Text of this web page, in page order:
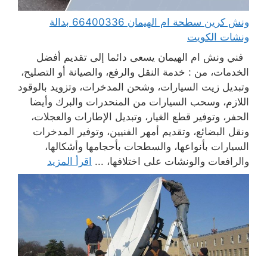
ونش كرين سطحة ام الهيمان 66400336 بدالة
ونشات الكويت
فني ونش ام الهيمان يسعى دائما إلى تقديم أفضل
الخدمات، من : خدمة النقل والرفع، والصيانة أو التصليح،
وتبديل زيت السيارات، وشحن المدخرات، وتزويد بالوقود
اللازم، وسحب السيارات من المنحدرات والبرك وأيضا
الحفر، وتوفير قطع الغيار، وتبديل الإطارات والعجلات،
ونقل البضائع، وتقديم أمهر الفنيين، وتوفير المدخرات
السيارات بأنواعها، والسطحات بأحجامها وأشكالها،
والرافعات والونشات على اختلافها، ... اقرأ المزيد